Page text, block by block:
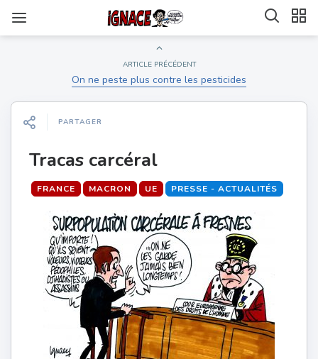
ARTICLE PRÉCÉDENT
On ne peste plus contre les pesticides
PARTAGER
Tracas carcéral
FRANCE MACRON UE PRESSE - ACTUALITÉS